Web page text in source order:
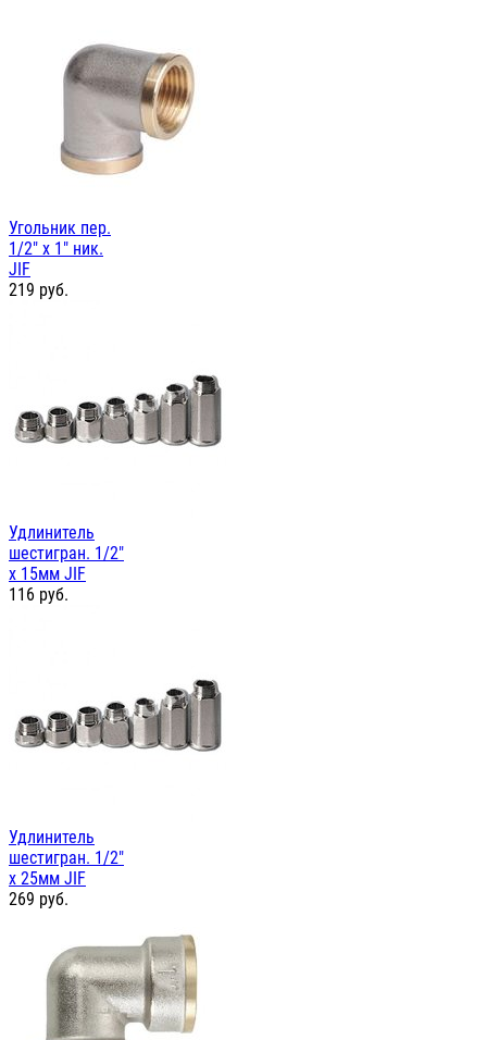
Угольник пер.
1/2" х 1" ник.
JIF
219 руб.
Удлинитель
шестигран. 1/2"
х 15мм JIF
116 руб.
Удлинитель
шестигран. 1/2"
х 25мм JIF
269 руб.